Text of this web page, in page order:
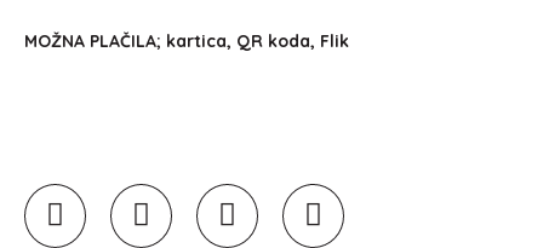
MOŽNA PLAČILA; kartica, QR koda, Flik